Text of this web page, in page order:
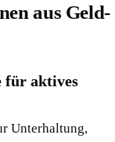
aus Geld-
für aktives
Unterhaltung,